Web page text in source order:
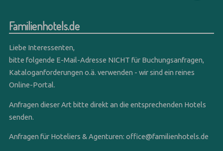
Familienhotels.de
Liebe Interessenten,
bitte folgende E-Mail-Adresse NICHT für Buchungsanfragen,
Kataloganforderungen o.ä. verwenden - wir sind ein reines
Online-Portal.
Anfragen dieser Art bitte direkt an die entsprechenden Hotels
senden.
Anfragen für Hoteliers & Agenturen:office@familienhotels.de